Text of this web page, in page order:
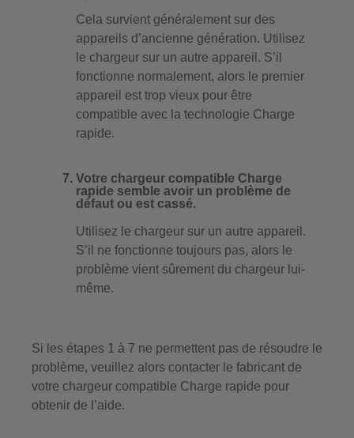
Cela survient généralement sur des
appareils d’ancienne génération. Utilisez
le chargeur sur un autre appareil. S’il
fonctionne normalement, alors le premier
appareil est trop vieux pour être
compatible avec la technologie Charge
rapide.
Votre chargeur compatible Charge
rapide semble avoir un problème de
défaut ou est cassé.
Utilisez le chargeur sur un autre appareil.
S’il ne fonctionne toujours pas, alors le
problème vient sûrement du chargeur lui-
même.
Si les étapes 1 à 7 ne permettent pas de résoudre le
problème, veuillez alors contacter le fabricant de
votre chargeur compatible Charge rapide pour
obtenir de l’aide.